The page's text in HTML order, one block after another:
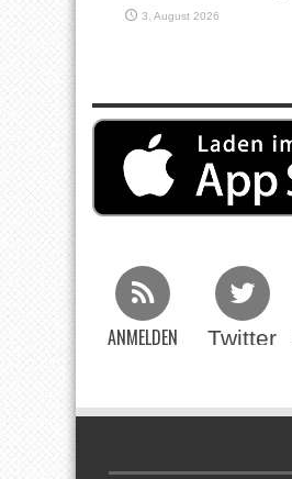
3. August 2026
ANMELDEN Twitter